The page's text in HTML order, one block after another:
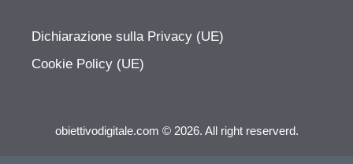
Dichiarazione sulla Privacy (UE)
Cookie Policy (UE)
obiettivodigitale.com © 2026. All right reserverd.